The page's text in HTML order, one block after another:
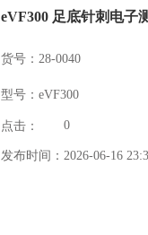
eVF300 足底针刺电子
货号：28-0040
型号：eVF300
点击： 0
发布时间：2026-06-16